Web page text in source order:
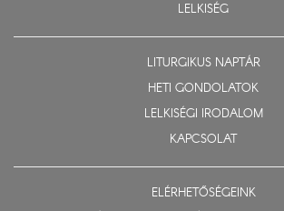
LELKISÉG
LITURGIKUS NAPTÁR
HETI GONDOLATOK
LELKISÉGI IRODALOM
KAPCSOLAT
ELÉRHETŐSÉGEINK